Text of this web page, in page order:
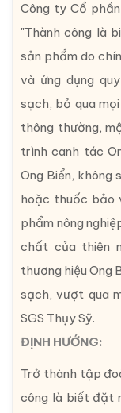
Công ty Cổ
"Thành công là
sản phẩm do
và ứng dụng
sạch, bỏ qua
thông thường,
trình canh tác
Ong Biển, không
hoặc thuốc bảo
phẩm nông
chất của thiên
thương hiệu Ong
sạch, vượt qua
SGS Thụy Sỹ.
ĐỊNH HƯỚNG:
Trở thành tập
công là biết đặt